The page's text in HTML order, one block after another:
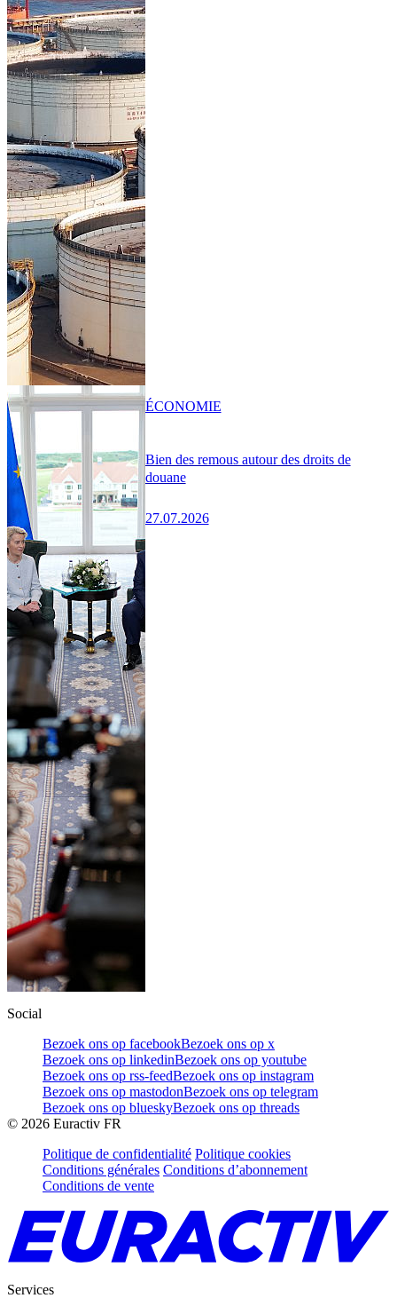
Bien des remous autour des droits de
douane
27.07.2026
ÉCONOMIE
Social
Bezoek ons op facebookBezoek ons op x
Bezoek ons op linkedinBezoek ons op youtube
Bezoek ons op rss-feedBezoek ons op instagram
Bezoek ons op mastodonBezoek ons op telegram
Bezoek ons op blueskyBezoek ons op threads
© 2026 Euractiv FR
Politique de confidentialité Politique cookies
Conditions générales Conditions d’abonnement
Conditions de vente
Services